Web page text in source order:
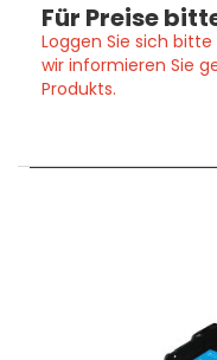
Für Preise
Loggen Sie sich
wir informieren Sie
Produkts.